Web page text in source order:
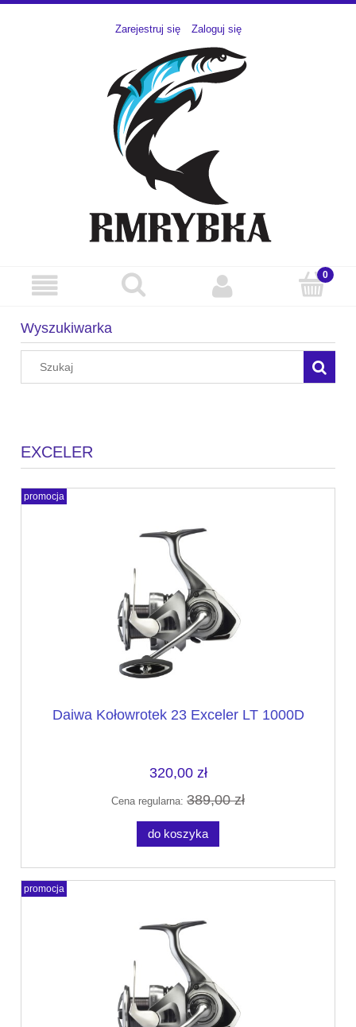
Zarejestruj się Zaloguj się
Wyszukiwarka
EXCELER
Daiwa Kołowrotek 23 Exceler LT 1000D
320,00 zł
Cena regularna: 389,00 zł
do koszyka
promocja
promocja